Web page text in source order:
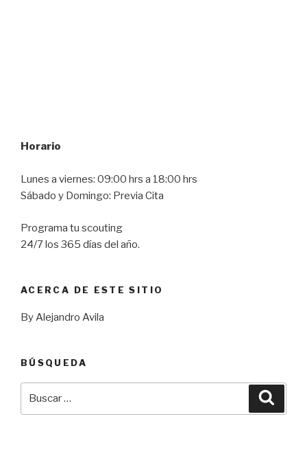
Horario
Lunes a viernes: 09:00 hrs a 18:00 hrs
Sábado y Domingo: Previa Cita
Programa tu scouting
24/7 los 365 días del año.
ACERCA DE ESTE SITIO
By Alejandro Avila
BÚSQUEDA